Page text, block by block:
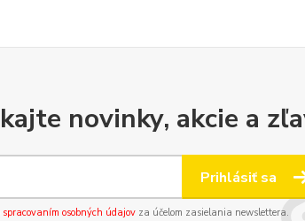
novinky, akcie a
Prihlásiť sa
spracovaním osobných údajovza účelom zasielania newslettera.